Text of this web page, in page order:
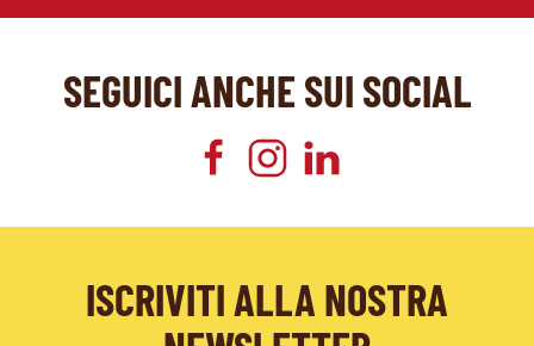
SEGUICI ANCHE SUI SOCIAL
ISCRIVITI ALLA NOSTRA